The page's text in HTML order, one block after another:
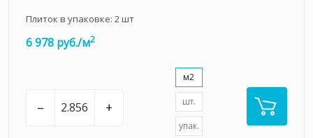
Плиток в упаковке: 2шт
6 978 руб./м2
– +
м2
шт.
упак.